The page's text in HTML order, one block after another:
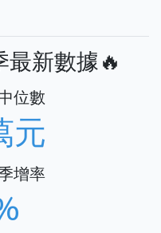
新數據🔥
位數
元
增率